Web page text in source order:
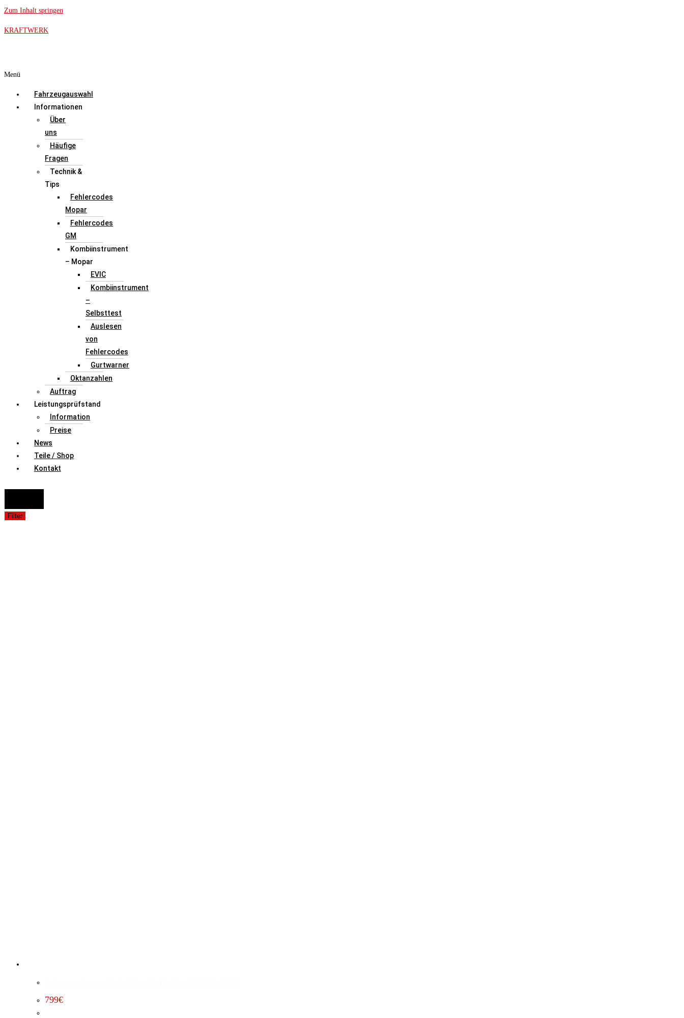
Zum Inhalt springen
KRAFTWERK
Menü
Fahrzeugauswahl
Informationen
Über
uns
Häufige
Fragen
Technik &
Tips
Fehlercodes
Mopar
Fehlercodes
GM
Kombiinstrument
– Mopar
EVIC
Kombiinstrument
–
Selbsttest
Auslesen
von
Fehlercodes
Gurtwarner
Oktanzahlen
Auftrag
Leistungsprüfstand
Information
Preise
News
Teile / Shop
Kontakt
Filter
799€